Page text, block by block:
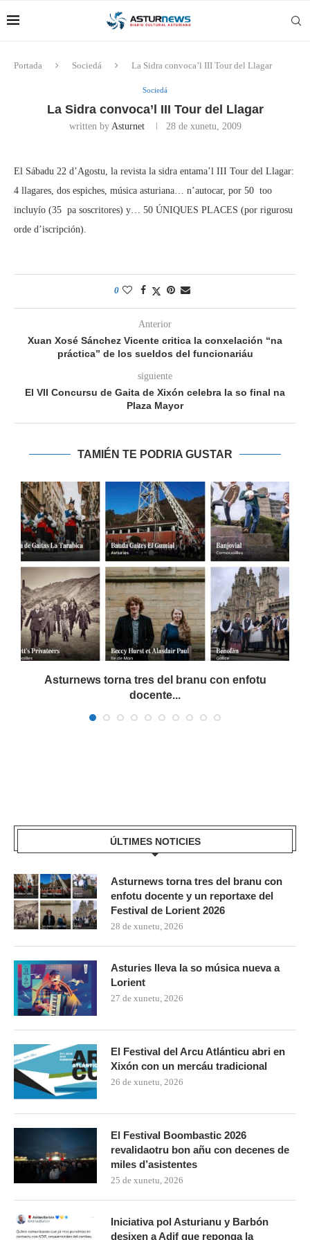
Portada Sociedá La Sidra convoca’l III Tour del Llagar
Sociedá
La Sidra convoca’l III Tour del Llagar
written by Asturnet 28 de xunetu, 2009
El Sábadu 22 d’Agostu, la revista la sidra entama’l III Tour del Llagar:
4 llagares, dos espiches, música asturiana… n’autocar, por 50  too
incluyío (35  pa soscritores) y… 50 ÚNIQUES PLACES (por rigurosu
orde d’iscripción).
0
Anterior
Xuan Xosé Sánchez Vicente critica la conxelación “na
práctica” de los sueldos del funcionariáu
siguiente
El VII Concursu de Gaita de Xixón celebra la so final na
Plaza Mayor
TAMIÉN TE PODRIA GUSTAR
Asturnews torna tres del branu con enfotu
docente...
ÚLTIMES NOTICIES
Asturnews torna tres del branu con
enfotu docente y un reportaxe del
Festival de Lorient 2026
28 de xunetu, 2026
Asturies lleva la so música nueva a
Lorient
27 de xunetu, 2026
El Festival del Arcu Atlánticu abri en
Xixón con un mercáu tradicional
26 de xunetu, 2026
El Festival Boombastic 2026
revalidaotru bon añu con decenes de
miles d’asistentes
25 de xunetu, 2026
Iniciativa pol Asturianu y Barbón
desixen a Adif que reponga la